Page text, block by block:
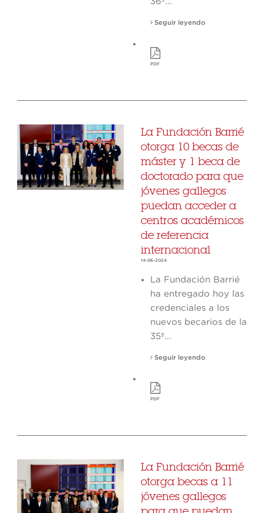
Seguir leyendo
PDF
La Fundación Barrié
otorga 10 becas de
máster y 1 beca de
doctorado para que
jóvenes gallegos
puedan acceder a
centros académicos
de referencia
internacional
14-06-2024
La Fundación Barrié
ha entregado hoy las
credenciales a los
nuevos becarios de la
35ª...
Seguir leyendo
PDF
La Fundación Barrié
otorga becas a 11
jóvenes gallegos